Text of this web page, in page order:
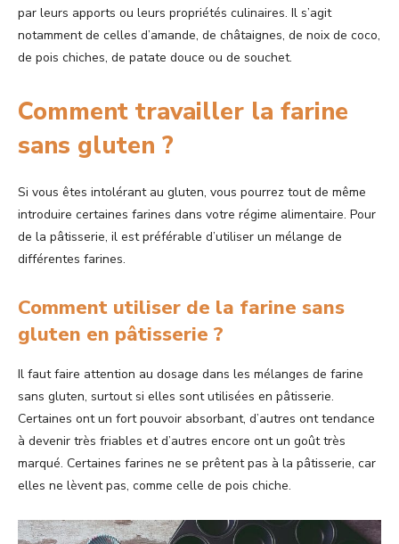
par leurs apports ou leurs propriétés culinaires. Il s’agit
notamment de celles d’amande, de châtaignes, de noix de coco,
de pois chiches, de patate douce ou de souchet.
Comment travailler la farine
sans gluten ?
Si vous êtes intolérant au gluten, vous pourrez tout de même
introduire certaines farines dans votre régime alimentaire. Pour
de la pâtisserie, il est préférable d’utiliser un mélange de
différentes farines.
Comment utiliser de la farine sans
gluten en pâtisserie ?
Il faut faire attention au dosage dans les mélanges de farine
sans gluten, surtout si elles sont utilisées en pâtisserie.
Certaines ont un fort pouvoir absorbant, d’autres ont tendance
à devenir très friables et d’autres encore ont un goût très
marqué. Certaines farines ne se prêtent pas à la pâtisserie, car
elles ne lèvent pas, comme celle de pois chiche.